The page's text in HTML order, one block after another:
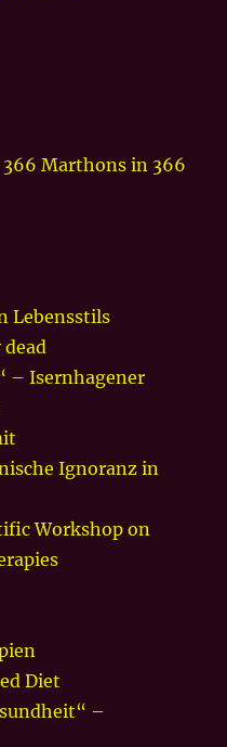
366 Marthons in 366
Lebensstils
– Isernhagener
Ignoranz in
Workshop on
Diet
–